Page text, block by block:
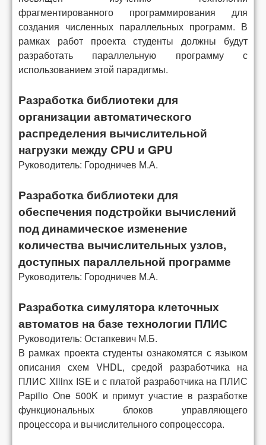
фрагментированного программирования для
создания численных параллельных программ. В
рамках работ проекта студенты должны будут
разработать параллельную программу с
использованием этой парадигмы.
Разработка библиотеки для
организации автоматического
распределения вычислительной
нагрузки между CPU и GPU
Руководитель: Городничев М.А.
Разработка библиотеки для
обеспечения подстройки вычислений
под динамическое изменение
количества вычислительных узлов,
доступных параллельной программе
Руководитель: Городничев М.А.
Разработка симулятора клеточных
автоматов на базе технологии ПЛИС
Руководитель: Остапкевич М.Б.
В рамках проекта студенты ознакомятся с языком
описания схем VHDL, средой разработчика на
ПЛИС Xilinx ISE и с платой разработчика на ПЛИС
Papilio One 500K и примут участие в разработке
функциональных блоков управляющего
процессора и вычислительного сопроцессора.